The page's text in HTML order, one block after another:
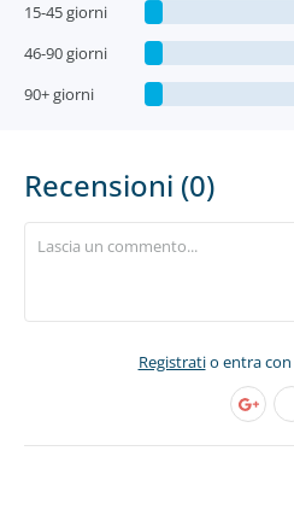
15-45 giorni
46-90 giorni
90+ giorni
Recensioni (0)
Registratio entra con